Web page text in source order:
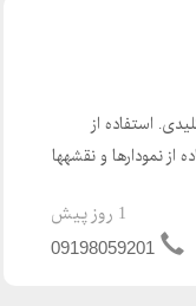
استفاده از
از نمودارها و نقشهها
1 روز پیش
09198059201